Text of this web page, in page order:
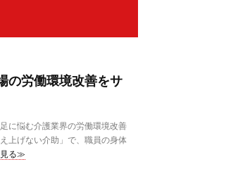
の労働環境改善をサ
に悩む介護業界の労働環境改善
上げない介助」で、職員の身体
見る≫